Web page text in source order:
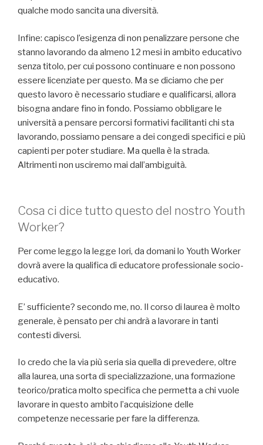
qualche modo sancita una diversità.
Infine: capisco l’esigenza di non penalizzare persone che
stanno lavorando da almeno 12 mesi in ambito educativo
senza titolo, per cui possono continuare e non possono
essere licenziate per questo. Ma se diciamo che per
questo lavoro è necessario studiare e qualificarsi, allora
bisogna andare fino in fondo. Possiamo obbligare le
università a pensare percorsi formativi facilitanti chi sta
lavorando, possiamo pensare a dei congedi specifici e più
capienti per poter studiare. Ma quella è la strada.
Altrimenti non usciremo mai dall’ambiguità.
Cosa ci dice tutto questo del nostro Youth
Worker?
Per come leggo la legge Iori, da domani lo Youth Worker
dovrà avere la qualifica di educatore professionale socio-
educativo.
E’ sufficiente? secondo me, no. Il corso di laurea è molto
generale, è pensato per chi andrà a lavorare in tanti
contesti diversi.
Io credo che la via più seria sia quella di prevedere, oltre
alla laurea, una sorta di specializzazione, una formazione
teorico/pratica molto specifica che permetta a chi vuole
lavorare in questo ambito l’acquisizione delle
competenze necessarie per fare la differenza.